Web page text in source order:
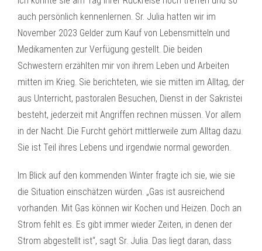
auch persönlich kennenlernen. Sr. Julia hatten wir im
November 2023 Gelder zum Kauf von Lebensmitteln und
Medikamenten zur Verfügung gestellt. Die beiden
Schwestern erzählten mir von ihrem Leben und Arbeiten
mitten im Krieg. Sie berichteten, wie sie mitten im Alltag, der
aus Unterricht, pastoralen Besuchen, Dienst in der Sakristei
besteht, jederzeit mit Angriffen rechnen müssen. Vor allem
in der Nacht. Die Furcht gehört mittlerweile zum Alltag dazu.
Sie ist Teil ihres Lebens und irgendwie normal geworden.
Im Blick auf den kommenden Winter fragte ich sie, wie sie
die Situation einschätzen würden. „Gas ist ausreichend
vorhanden. Mit Gas können wir Kochen und Heizen. Doch an
Strom fehlt es. Es gibt immer wieder Zeiten, in denen der
Strom abgestellt ist“, sagt Sr. Julia. Das liegt daran, dass